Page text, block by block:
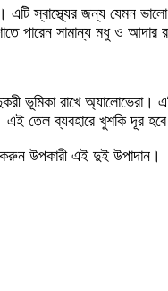
স্বাস্থ্যের জন্য যেমন
পারেন সামান্য মধু ও
ভূমিকা রাখে
এই তেল ব্যবহারে খুশকি দূর
উপকারী এই দুই উপাদান।